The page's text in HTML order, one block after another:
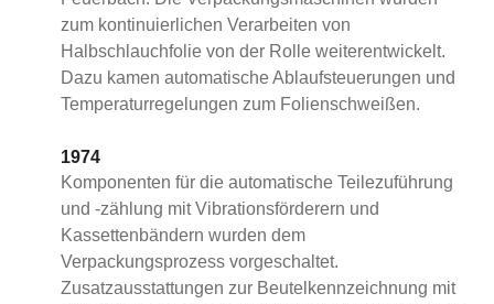
zum kontinuierlichen Verarbeiten von
Halbschlauchfolie von der Rolle weiterentwickelt.
Dazu kamen automatische Ablaufsteuerungen und
Temperaturregelungen zum Folienschweißen.
1974
Komponenten für die automatische Teilezuführung
und -zählung mit Vibrationsförderern und
Kassettenbändern wurden dem
Verpackungsprozess vorgeschaltet.
Zusatzausstattungen zur Beutelkennzeichnung mit